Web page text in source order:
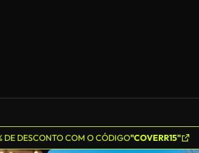
DE DESCONTO COM O CÓDIGO"COVERR15"